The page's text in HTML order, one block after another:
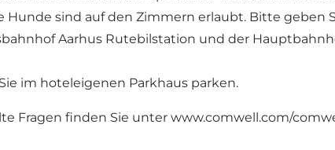
Hunde sind auf den Zimmern erlaubt. Bitte geben
Aarhus Rutebilstation und der
im hoteleigenen Parkhaus parken.
Fragen finden Sie unter www.comwell.com/